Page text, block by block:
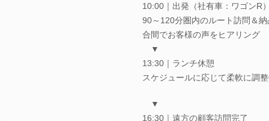
10:00｜出発（社有車：ワゴンR）
90～120分圏内のルート訪問＆納
合間でお客様の声をヒアリング
▼
13:30｜ランチ休憩
スケジュールに応じて柔軟に調
▼
16:30｜遠方の顧客訪問完了